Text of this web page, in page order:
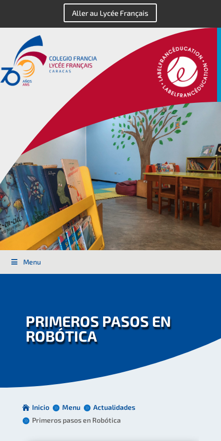
Aller au Lycée Français
Menu
PRIMEROS PASOS EN
ROBÓTICA
Inicio Menu
Actualidades
Primeros pasos en Robótica